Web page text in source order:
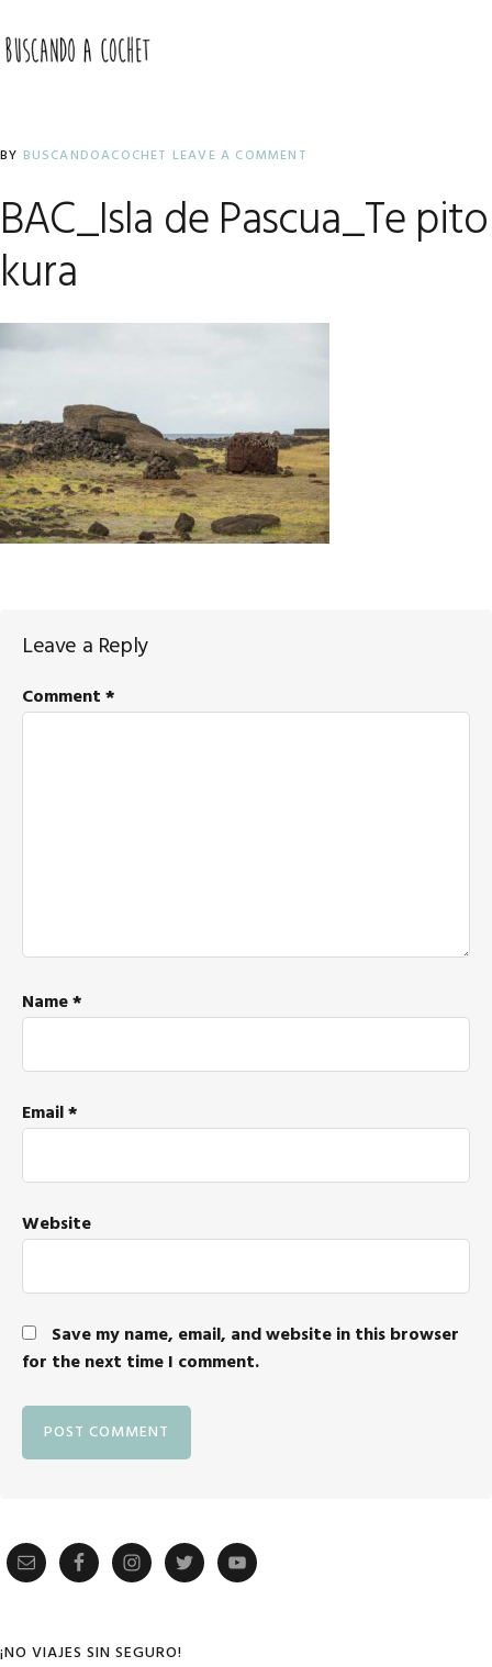
to
primary
to
main
to
primary
BY BUSCANDOACOCHET LEAVE A COMMENT
BAC_Isla de Pascua_Te pito
kura
Reader
Interactions
Leave a Reply
Comment*
Name*
Email*
Website
Save my name, email, and website in this browser
for the next time I comment.
Primary
¡NO VIAJES SIN SEGURO!